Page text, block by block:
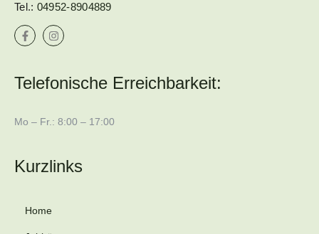
Tel.: 04952-8904889
Telefonische Erreichbarkeit:
Mo – Fr.: 8:00 – 17:00
Kurzlinks
Home